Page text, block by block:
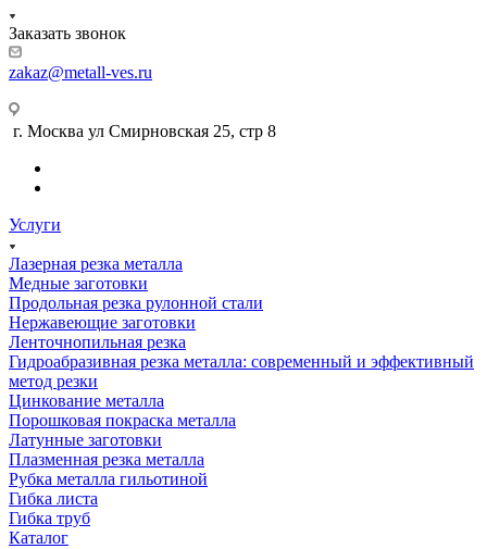
Заказать звонок
zakaz@metall-ves.ru
г. Москва ул Смирновская 25, стр 8
Услуги
Лазерная резка металла
Медные заготовки
Продольная резка рулонной стали
Нержавеющие заготовки
Ленточнопильная резка
Гидроабразивная резка металла: современный и эффективный
метод резки
Цинкование металла
Порошковая покраска металла
Латунные заготовки
Плазменная резка металла
Рубка металла гильотиной
Гибка листа
Гибка труб
Каталог